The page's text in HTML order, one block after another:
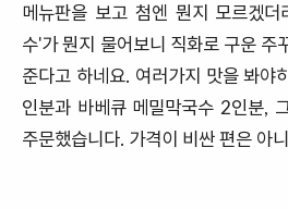
메뉴판을 보고 첨엔 뭔지 모르겠더
수'가 뭔지 물어보니 직화로 구운 주
준다고 하네요. 여러가지 맛을 봐야
인분과 바베큐 메밀막국수 2인분,
주문했습니다. 가격이 비싼 편은 아